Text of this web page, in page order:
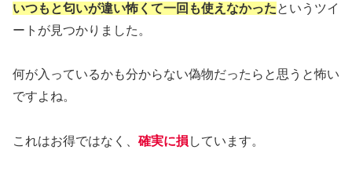
いつもと匂いが違い怖くて一回も使えなかったというツイ
ートが見つかりました。
何が入っているかも分からない偽物だったらと思うと怖い
ですよね。
これはお得ではなく、 確実に損 しています。